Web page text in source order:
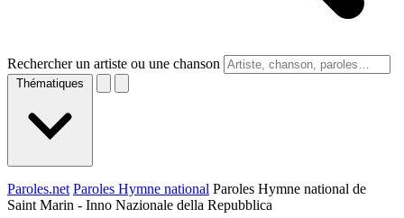
Rechercher un artiste ou une chanson
Thématiques
Paroles.net Paroles Hymne national Paroles Hymne national de
Saint Marin - Inno Nazionale della Repubblica